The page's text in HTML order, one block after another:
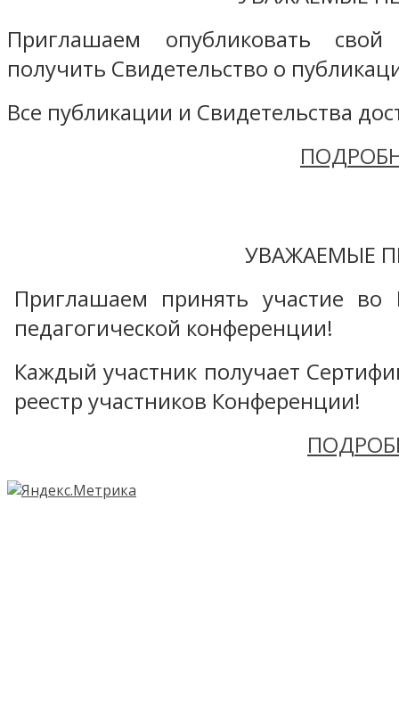
Приглашаем опубликовать
получить Свидетельство о
Все публикации и Свидетельства
УВАЖАЕМЫЕ
Приглашаем принять участие во
педагогической конференции!
Каждый участник получает
реестр участников Конференции!